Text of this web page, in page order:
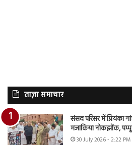
ताज़ा समाचार
संसद परिसर में प्रियंका
मजाकिया नोकझोंक,
30 July 2026 - 2:22 PM